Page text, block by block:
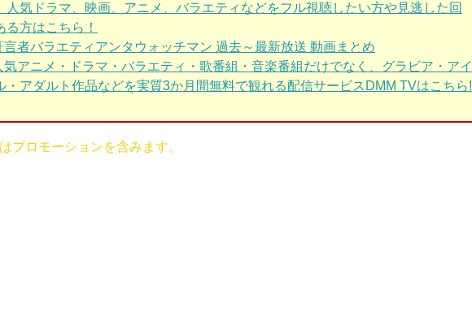
人気ドラマ、映画、アニメ、バラエティなどをフル視聴したい方や見逃した回
る方はこちら！
言者バラエティアンタウォッチマン 過去～最新放送 動画まとめ
気アニメ・ドラマ・バラエティ・歌番組・音楽番組だけでなく、グラビア・アイ
・アダルト作品などを実質3か月間無料で観れる配信サービスDMM TVはこちら!
プロモーションを含みます。